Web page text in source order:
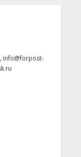
info@forpost-